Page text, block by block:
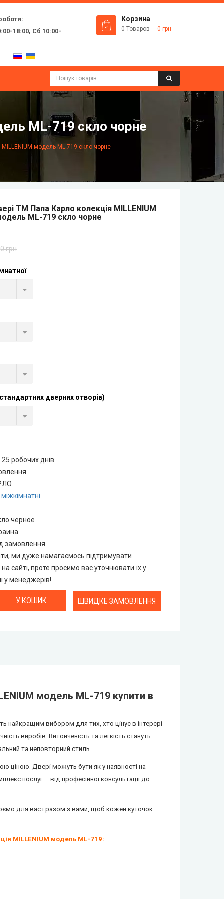
18:00, Сб 10:00-
Корзина
0 Товаров 0 грн
ML-719 скло чорне
модель ML-719 скло чорне
ТМ Папа Карло колекція MILLENIUM
ML-719 скло чорне
0 грн
дверних отворів)
робочих днів
черное
замовлення
ми дуже намагаємось підтримувати
на сайті, проте просимо вас уточнювати їх у
у менеджерів!
ШВИДКЕ ЗАМОВЛЕННЯ
модель ML-719 купити в
найкращим вибором для тих, хто цінує в інтерєрі
виробів. Витонченість та легкість стануть
та неповторний стиль.
ціною. Двері можуть бути як у наявності на
послуг – від професійної консультації до
для вас і разом з вами, щоб кожен куточок
MILLENIUM модель ML-719: